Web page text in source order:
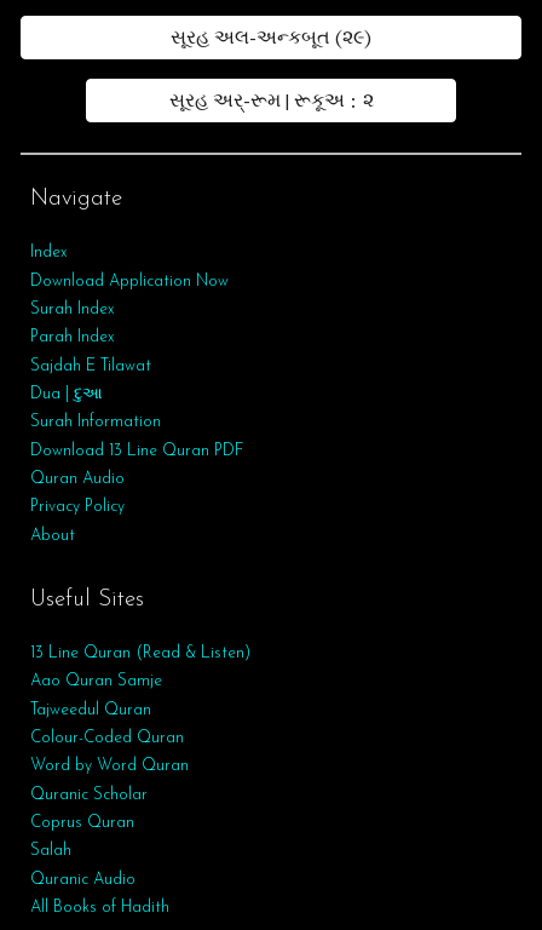
સૂરહ અલ-અન્કબૂત (૨૯)
સૂરહ અર્-રૂમ | રૂકૂઅ : ૨
Navigate
Index
Download Application Now
Surah Index
Parah Index
Sajdah E Tilawat
Dua | દુઆ
Surah Information
Download 13 Line Quran PDF
Quran Audio
Privacy Policy
About
Useful Sites
13 Line Quran (Read & Listen)
Aao Quran Samje
Tajweedul Quran
Colour-Coded Quran
Word by Word Quran
Quranic Scholar
Coprus Quran
Salah
Quranic Audio
All Books of Hadith